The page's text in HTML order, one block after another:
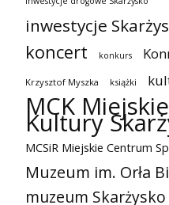
inwestycje
koncert konkurs
Krzysztof Myszka książki
MCK
Kultury
MCSiR Miejskie Centrum
Muzeum im. Orła
muzeum Skarżysko